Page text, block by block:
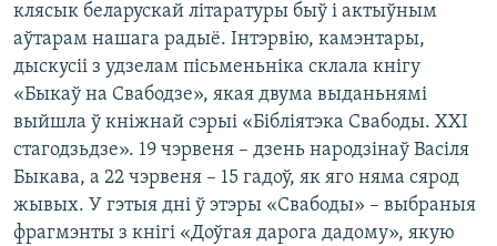
клясык беларускай літаратуры быў і актыўным
аўтарам нашага радыё. Інтэрвію, камэнтары,
дыскусіі з удзелам пісьменьніка склала кнігу
«Быкаў на Свабодзе», якая двума выданьнямі
выйшла ў кніжнай сэрыі «Бібліятэка Свабоды. XXI
стагодзьдзе». 19 чэрвеня – дзень народзінаў Васіля
Быкава, а 22 чэрвеня – 15 гадоў, як яго няма сярод
жывых. У гэтыя дні ў этэры «Свабоды» – выбраныя
фрагмэнты з кнігі «Доўгая дарога дадому», якую